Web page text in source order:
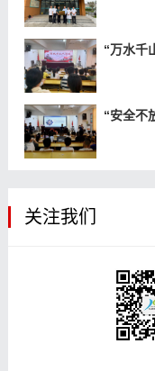
“万水千
“安全不
关注我们